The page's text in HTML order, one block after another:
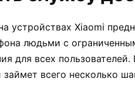
устройствах Xiaomi
людьми с
для всех
всего несколько